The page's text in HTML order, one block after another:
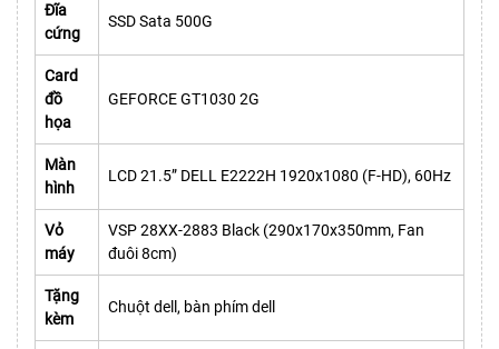
Đĩa
cứng
SSD Sata 500G
Card
đồ
họa
GEFORCE GT1030 2G
Màn
hình
LCD 21.5” DELL E2222H 1920x1080 (F-HD), 60Hz
Vỏ
máy
VSP 28XX-2883 Black (290x170x350mm, Fan
đuôi 8cm)
Tặng
kèm
Chuột dell, bàn phím dell